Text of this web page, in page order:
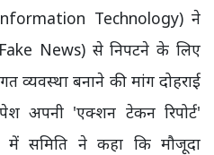
Technology) ने
News) से निपटने के लिए
व्यवस्था बनाने की मांग दोहराई
अपनी 'एक्शन टेकन रिपोर्ट'
समिति ने कहा कि मौजूदा